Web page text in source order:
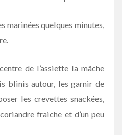
marinées quelques minutes,
de l’assiette la mâche
blinis autour, les garnir de
les crevettes snackées,
fraiche et d’un peu